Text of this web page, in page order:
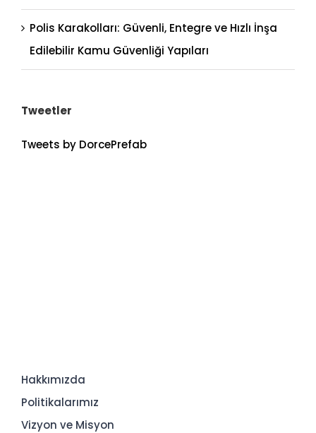
Polis Karakolları: Güvenli, Entegre ve Hızlı İnşa
Edilebilir Kamu Güvenliği Yapıları
Tweetler
Tweets by DorcePrefab
Hakkımızda
Politikalarımız
Vizyon ve Misyon